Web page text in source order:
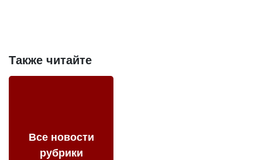
Также читайте
Все новости
рубрики